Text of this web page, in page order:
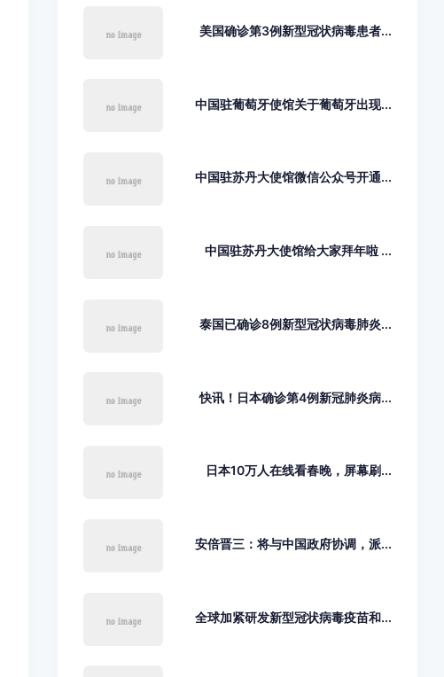
美国确诊第3例新型冠状病毒患者...
中国驻葡萄牙使馆关于葡萄牙出现...
中国驻苏丹大使馆微信公众号开通...
中国驻苏丹大使馆给大家拜年啦 ...
泰国已确诊8例新型冠状病毒肺炎...
快讯！日本确诊第4例新冠肺炎病...
日本10万人在线看春晚，屏幕刷...
安倍晋三：将与中国政府协调，派...
全球加紧研发新型冠状病毒疫苗和...